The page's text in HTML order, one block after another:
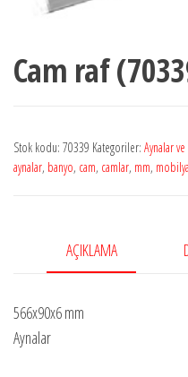
Cam raf
Stok kodu: 70339 Kategoriler: Aynalar
aynalar, banyo, cam, camlar, mm, mobilya
AÇIKLAMA
566x90x6 mm
Aynalar